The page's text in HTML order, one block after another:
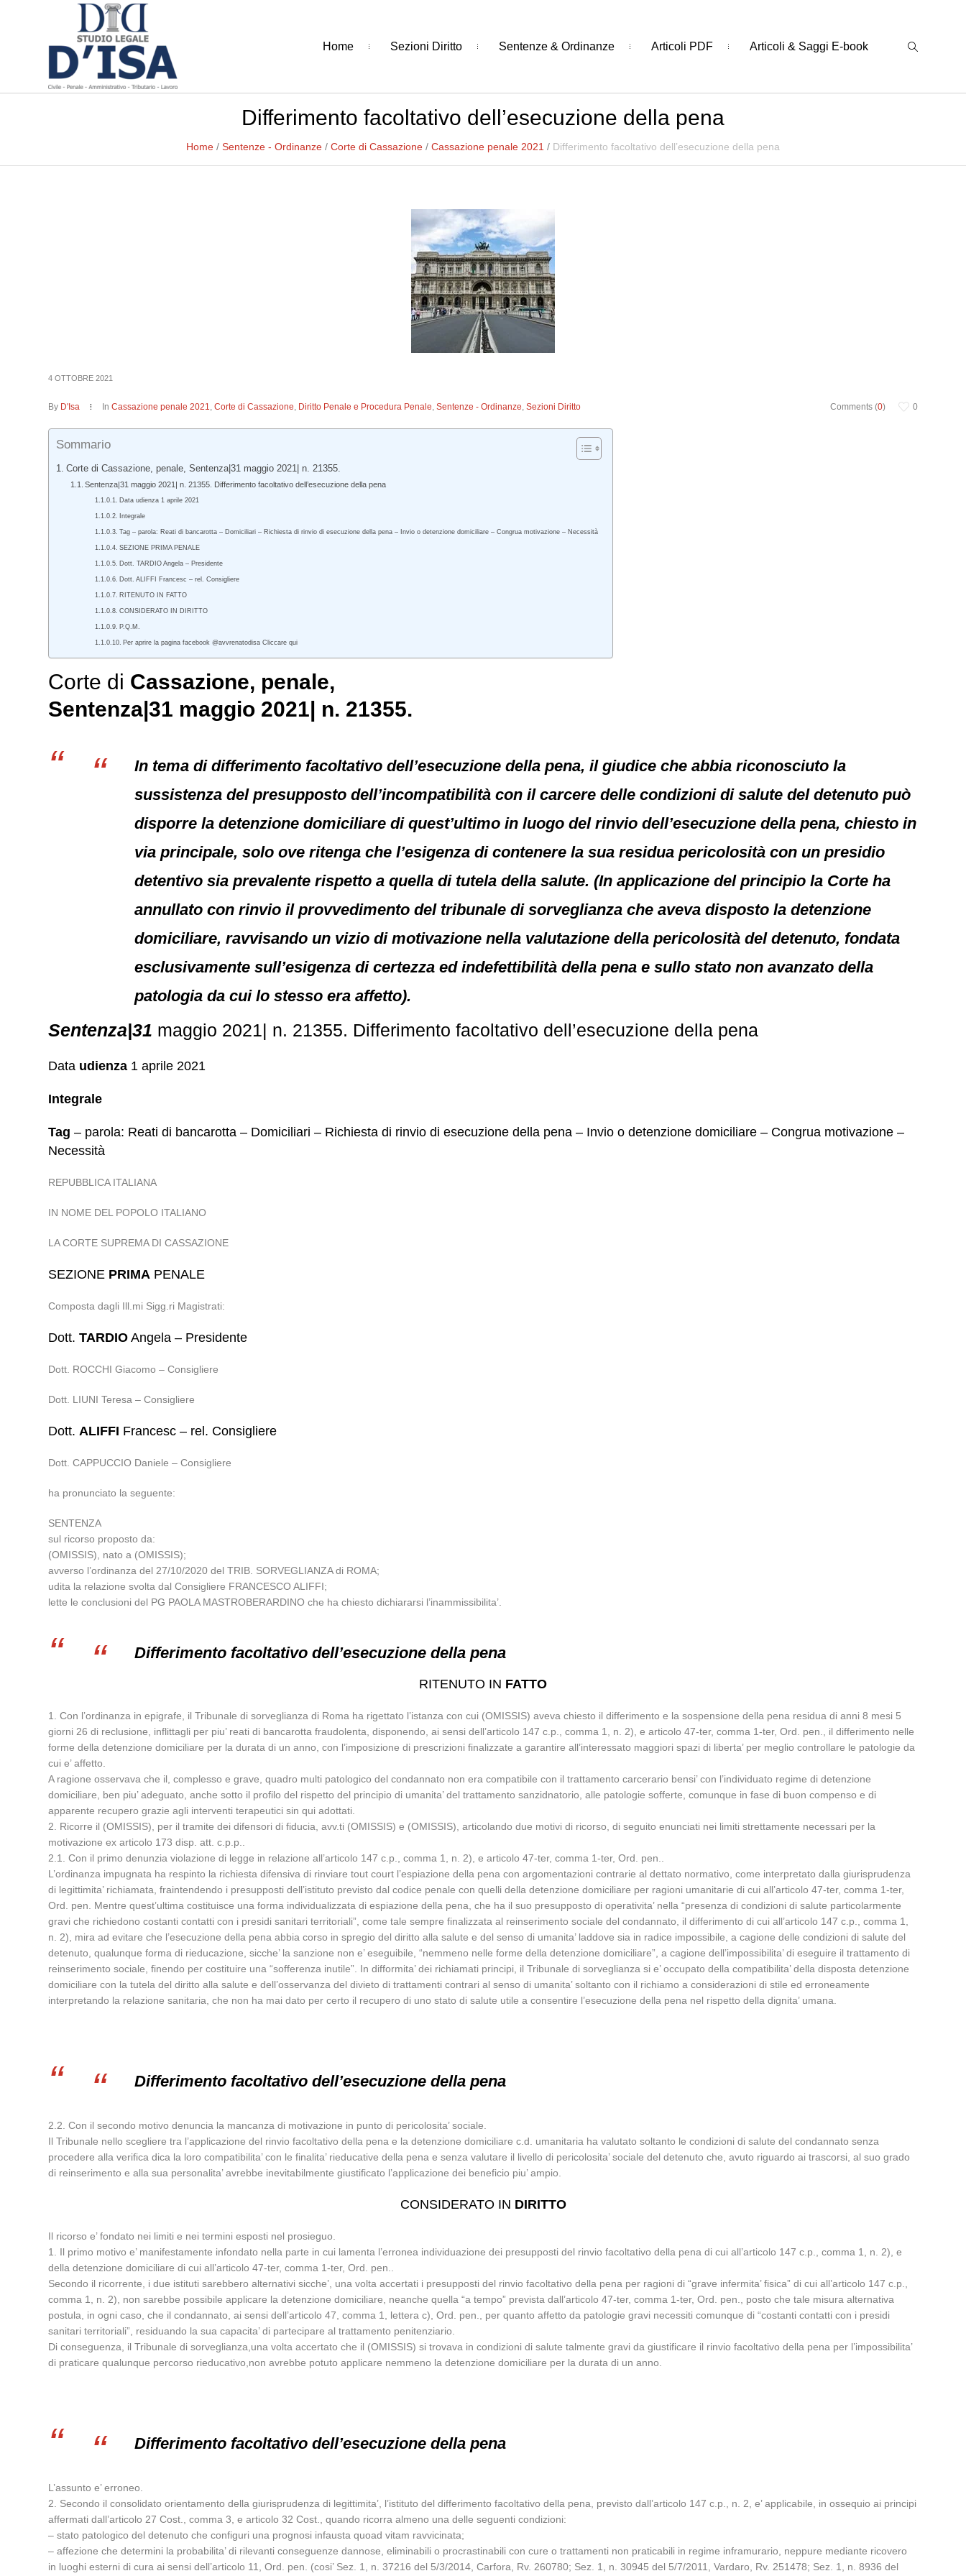
Home Sezioni Diritto Sentenze & Ordinanze Articoli PDF Articoli & Saggi E-book
Differimento facoltativo dell’esecuzione della pena
Home / Sentenze - Ordinanze / Corte di Cassazione / Cassazione penale 2021 / Differimento facoltativo dell’esecuzione della pena
4 OTTOBRE 2021
Comments (0) 0
By D'Isa InCassazione penale 2021,Corte di Cassazione, Diritto Penale e Procedura Penale,Sentenze - Ordinanze,Sezioni Diritto
Sommario
Corte di Cassazione, penale, Sentenza|31 maggio 2021| n. 21355.
Sentenza|31 maggio 2021| n. 21355. Differimento facoltativo dell’esecuzione della pena
Data udienza 1 aprile 2021
Integrale
Tag – parola: Reati di bancarotta – Domiciliari – Richiesta di rinvio di esecuzione della pena – Invio o detenzione domiciliare – Congrua motivazione – Necessità
SEZIONE PRIMA PENALE
Dott. TARDIO Angela – Presidente
Dott. ALIFFI Francesc – rel. Consigliere
RITENUTO IN FATTO
CONSIDERATO IN DIRITTO
P.Q.M.
Per aprire la pagina facebook @avvrenatodisa Cliccare qui
Corte di Cassazione, penale,
Sentenza|31 maggio 2021| n. 21355.
In tema di differimento facoltativo dell’esecuzione della pena, il giudice che abbia riconosciuto la
sussistenza del presupposto dell’incompatibilità con il carcere delle condizioni di salute del detenuto può
disporre la detenzione domiciliare di quest’ultimo in luogo del rinvio dell’esecuzione della pena, chiesto in
via principale, solo ove ritenga che l’esigenza di contenere la sua residua pericolosità con un presidio
detentivo sia prevalente rispetto a quella di tutela della salute. (In applicazione del principio la Corte ha
annullato con rinvio il provvedimento del tribunale di sorveglianza che aveva disposto la detenzione
domiciliare, ravvisando un vizio di motivazione nella valutazione della pericolosità del detenuto, fondata
esclusivamente sull’esigenza di certezza ed indefettibilità della pena e sullo stato non avanzato della
patologia da cui lo stesso era affetto).
Sentenza|31 maggio 2021| n. 21355. Differimento facoltativo dell’esecuzione della pena
Data udienza 1 aprile 2021
Integrale
Tag – parola: Reati di bancarotta – Domiciliari – Richiesta di rinvio di esecuzione della pena – Invio o detenzione domiciliare – Congrua motivazione –
Necessità
REPUBBLICA ITALIANA
IN NOME DEL POPOLO ITALIANO
LA CORTE SUPREMA DI CASSAZIONE
SEZIONE PRIMA PENALE
Composta dagli Ill.mi Sigg.ri Magistrati:
Dott.TARDIO Angela – Presidente
Dott. ROCCHI Giacomo – Consigliere
Dott. LIUNI Teresa – Consigliere
Dott.ALIFFI Francesc – rel. Consigliere
Dott. CAPPUCCIO Daniele – Consigliere
ha pronunciato la seguente:
SENTENZA
sul ricorso proposto da:
(OMISSIS), nato a (OMISSIS);
avverso l’ordinanza del 27/10/2020 del TRIB. SORVEGLIANZA di ROMA;
udita la relazione svolta dal Consigliere FRANCESCO ALIFFI;
lette le conclusioni del PG PAOLA MASTROBERARDINO che ha chiesto dichiararsi l’inammissibilita’.
Differimento facoltativo dell’esecuzione della pena
RITENUTO IN FATTO
1. Con l’ordinanza in epigrafe, il Tribunale di sorveglianza di Roma ha rigettato l’istanza con cui (OMISSIS) aveva chiesto il differimento e la sospensione della pena residua di anni 8 mesi 5
giorni 26 di reclusione, inflittagli per piu’ reati di bancarotta fraudolenta, disponendo, ai sensi dell’articolo 147 c.p., comma 1, n. 2), e articolo 47-ter, comma 1-ter, Ord. pen., il differimento nelle
forme della detenzione domiciliare per la durata di un anno, con l’imposizione di prescrizioni finalizzate a garantire all’interessato maggiori spazi di liberta’ per meglio controllare le patologie da
cui e’ affetto.
A ragione osservava che il, complesso e grave, quadro multi patologico del condannato non era compatibile con il trattamento carcerario bensi’ con l’individuato regime di detenzione
domiciliare, ben piu’ adeguato, anche sotto il profilo del rispetto del principio di umanita’ del trattamento sanzidnatorio, alle patologie sofferte, comunque in fase di buon compenso e di
apparente recupero grazie agli interventi terapeutici sin qui adottati.
2. Ricorre il (OMISSIS), per il tramite dei difensori di fiducia, avv.ti (OMISSIS) e (OMISSIS), articolando due motivi di ricorso, di seguito enunciati nei limiti strettamente necessari per la
motivazione ex articolo 173 disp. att. c.p.p..
2.1. Con il primo denunzia violazione di legge in relazione all’articolo 147 c.p., comma 1, n. 2), e articolo 47-ter, comma 1-ter, Ord. pen..
L’ordinanza impugnata ha respinto la richiesta difensiva di rinviare tout court l’espiazione della pena con argomentazioni contrarie al dettato normativo, come interpretato dalla giurisprudenza
di legittimita’ richiamata, fraintendendo i presupposti dell’istituto previsto dal codice penale con quelli della detenzione domiciliare per ragioni umanitarie di cui all’articolo 47-ter, comma 1-ter,
Ord. pen. Mentre quest’ultima costituisce una forma individualizzata di espiazione della pena, che ha il suo presupposto di operativita’ nella “presenza di condizioni di salute particolarmente
gravi che richiedono costanti contatti con i presidi sanitari territoriali”, come tale sempre finalizzata al reinserimento sociale del condannato, il differimento di cui all’articolo 147 c.p., comma 1,
n. 2), mira ad evitare che l’esecuzione della pena abbia corso in spregio del diritto alla salute e del senso di umanita’ laddove sia in radice impossibile, a cagione delle condizioni di salute del
detenuto, qualunque forma di rieducazione, sicche’ la sanzione non e’ eseguibile, “nemmeno nelle forme della detenzione domiciliare”, a cagione dell’impossibilita’ di eseguire il trattamento di
reinserimento sociale, finendo per costituire una “sofferenza inutile”. In difformita’ dei richiamati principi, il Tribunale di sorveglianza si e’ occupato della compatibilita’ della disposta detenzione
domiciliare con la tutela del diritto alla salute e dell’osservanza del divieto di trattamenti contrari al senso di umanita’ soltanto con il richiamo a considerazioni di stile ed erroneamente
interpretando la relazione sanitaria, che non ha mai dato per certo il recupero di uno stato di salute utile a consentire l’esecuzione della pena nel rispetto della dignita’ umana.
Differimento facoltativo dell’esecuzione della pena
2.2. Con il secondo motivo denuncia la mancanza di motivazione in punto di pericolosita’ sociale.
Il Tribunale nello scegliere tra l’applicazione del rinvio facoltativo della pena e la detenzione domiciliare c.d. umanitaria ha valutato soltanto le condizioni di salute del condannato senza
procedere alla verifica dica la loro compatibilita’ con le finalita’ rieducative della pena e senza valutare il livello di pericolosita’ sociale del detenuto che, avuto riguardo ai trascorsi, al suo grado
di reinserimento e alla sua personalita’ avrebbe inevitabilmente giustificato l’applicazione dei beneficio piu’ ampio.
CONSIDERATO IN DIRITTO
Il ricorso e’ fondato nei limiti e nei termini esposti nel prosieguo.
1. Il primo motivo e’ manifestamente infondato nella parte in cui lamenta l’erronea individuazione dei presupposti del rinvio facoltativo della pena di cui all’articolo 147 c.p., comma 1, n. 2), e
della detenzione domiciliare di cui all’articolo 47-ter, comma 1-ter, Ord. pen..
Secondo il ricorrente, i due istituti sarebbero alternativi sicche’, una volta accertati i presupposti del rinvio facoltativo della pena per ragioni di “grave infermita’ fisica” di cui all’articolo 147 c.p.,
comma 1, n. 2), non sarebbe possibile applicare la detenzione domiciliare, neanche quella “a tempo” prevista dall’articolo 47-ter, comma 1-ter, Ord. pen., posto che tale misura alternativa
postula, in ogni caso, che il condannato, ai sensi dell’articolo 47, comma 1, lettera c), Ord. pen., per quanto affetto da patologie gravi necessiti comunque di “costanti contatti con i presidi
sanitari territoriali”, residuando la sua capacita’ di partecipare al trattamento penitenziario.
Di conseguenza, il Tribunale di sorveglianza,una volta accertato che il (OMISSIS) si trovava in condizioni di salute talmente gravi da giustificare il rinvio facoltativo della pena per l’impossibilita’
di praticare qualunque percorso rieducativo,non avrebbe potuto applicare nemmeno la detenzione domiciliare per la durata di un anno.
Differimento facoltativo dell’esecuzione della pena
L’assunto e’ erroneo.
2. Secondo il consolidato orientamento della giurisprudenza di legittimita’, l’istituto del differimento facoltativo della pena, previsto dall’articolo 147 c.p., n. 2, e’ applicabile, in ossequio ai principi
affermati dall’articolo 27 Cost., comma 3, e articolo 32 Cost., quando ricorra almeno una delle seguenti condizioni:
– stato patologico del detenuto che configuri una prognosi infausta quoad vitam ravvicinata;
– affezione che determini la probabilita’ di rilevanti conseguenze dannose, eliminabili o procrastinabili con cure o trattamenti non praticabili in regime inframurario, neppure mediante ricovero
in luoghi esterni di cura ai sensi dell’articolo 11, Ord. pen. (cosi’ Sez. 1, n. 37216 del 5/3/2014, Carfora, Rv. 260780; Sez. 1, n. 30945 del 5/7/2011, Vardaro, Rv. 251478; Sez. 1, n. 8936 del